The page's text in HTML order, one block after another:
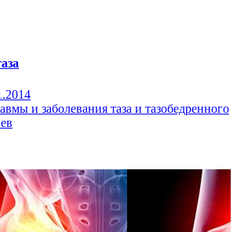
и заболевания таза и тазобедренного